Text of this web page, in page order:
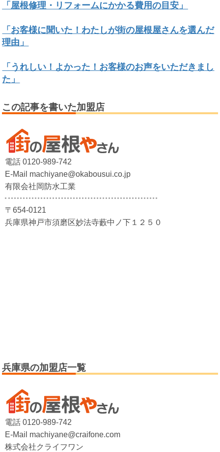
「屋根修理・リフォームにかかる費用の目安」
「お客様に聞いた！わたしが街の屋根屋さんを選んだ
理由」
「うれしい！よかった！お客様のお声をいただきまし
た」
この記事を書いた加盟店
電話 0120-989-742
E-Mail machiyane@okabousui.co.jp
有限会社岡防水工業
〒654-0121
兵庫県神戸市須磨区妙法寺藪中ノ下１２５０
兵庫県の加盟店一覧
電話 0120-989-742
E-Mail machiyane@craifone.com
株式会社クライフワン